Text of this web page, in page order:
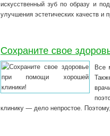
искусственный зуб по образу и
улучшения эстетических качеств и
Сохраните свое
Все
клинику — дело непростое.